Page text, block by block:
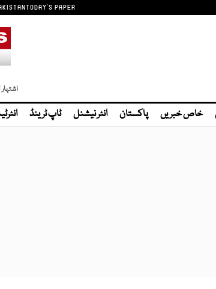
TODAY'S PAPER
خاص خبریں پاکستان انٹر نیشنل ٹاپ ٹرینڈ